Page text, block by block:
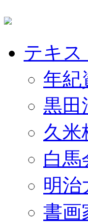
テキス
年紀
黒田
久米
白馬
明治
書画